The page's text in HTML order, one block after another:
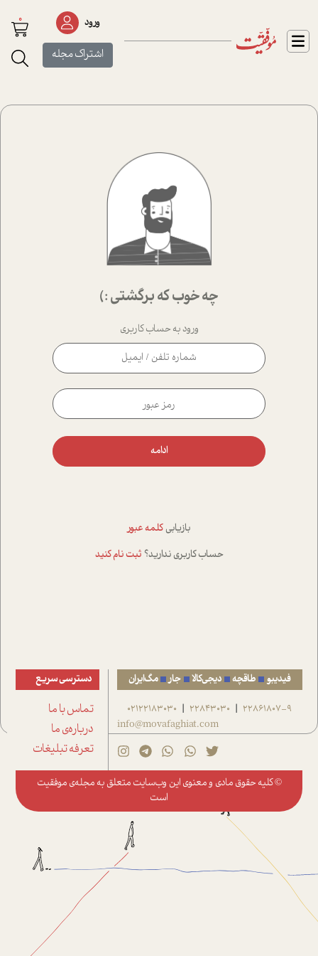
ورود
اشتراک مجله
0
چه خوب که برگشتی :)
ورود به حساب کاربری
ادامه
بازیابی کلمه عبور
حساب کاربری ندارید؟ ثبت نام کنید
فیدیبو طاقچه دیجی‌کالا جار مگ‌ایران
22861807-9
|
22843030
|
02122183030
info@movafaghiat.com
دسترسی سریع
تماس با ما
درباره‌ی ما
تعرفه تبلیغات
© کلیه حقوق مادی و معنوی این وب‌سایت متعلق به مجله‌ی موفقیت
است